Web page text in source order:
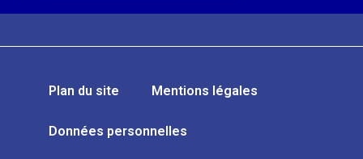
Plan du site Mentions légales
Données personnelles